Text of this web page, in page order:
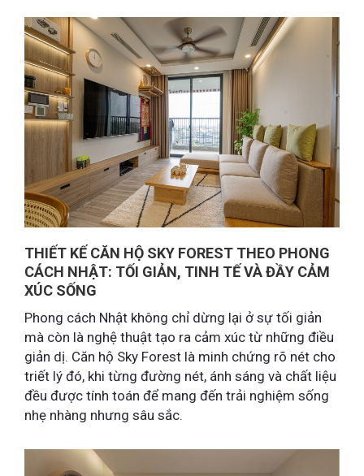
THIẾT KẾ CĂN HỘ SKY FOREST THEO PHONG
CÁCH NHẬT: TỐI GIẢN, TINH TẾ VÀ ĐẦY CẢM
XÚC SỐNG
Phong cách Nhật không chỉ dừng lại ở sự tối giản
mà còn là nghệ thuật tạo ra cảm xúc từ những điều
giản dị. Căn hộ Sky Forest là minh chứng rõ nét cho
triết lý đó, khi từng đường nét, ánh sáng và chất liệu
đều được tính toán để mang đến trải nghiệm sống
nhẹ nhàng nhưng sâu sắc.